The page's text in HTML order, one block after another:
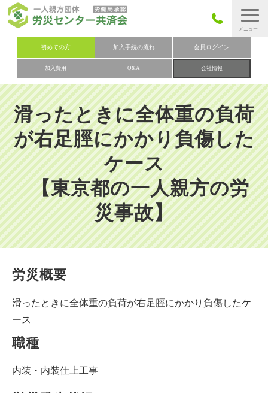
初めての方 加入手続の流れ 会員ログイン
加入費用 Q&A 会社情報
労災保険とは
労災保険の取りまとめ
労災保険加入手続きの流れ
加入費用
加入申込み
会社概要
お問い合わせ
会員メニュー
滑ったときに全体重の負荷
が右足脛にかかり負傷した
ケース
【東京都の一人親方の労
災事故】
労災概要
滑ったときに全体重の負荷が右足脛にかかり負傷したケ
ース
職種
内装・内装仕上工事